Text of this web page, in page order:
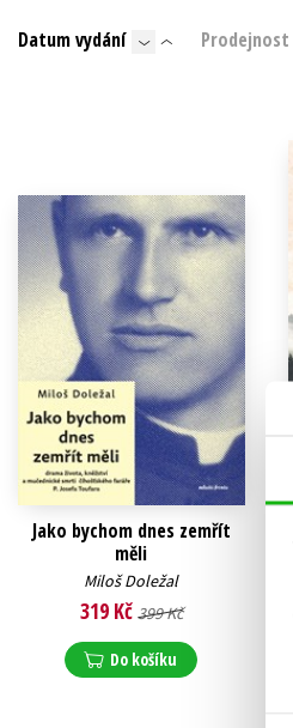
Auto - moto
Datum vydání Prodejnost
Jako bychom dnes zemřít
měli
Miloš Doležal
319 Kč 399 Kč
Do košíku